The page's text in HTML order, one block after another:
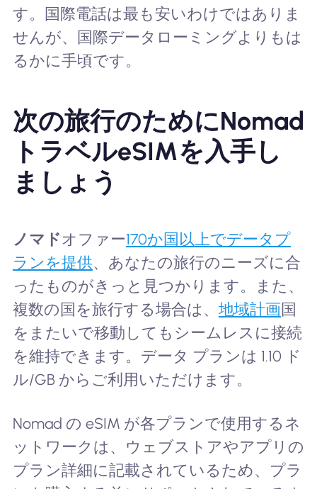
す。国際電話は最も安いわけではありま
せんが、国際データローミングよりもは
るかに手頃です。
次の旅行のためにNomad
トラベルeSIMを入手し
ましょう
ノマドオファー170か国以上でデータプ
ランを提供、あなたの旅行のニーズに合
ったものがきっと見つかります。また、
複数の国を旅行する場合は、 地域計画 国
をまたいで移動してもシームレスに接続
を維持できます。データ プランは 1.10 ド
ル/GB からご利用いただけます。
Nomad の eSIM が各プランで使用するネ
ットワークは、ウェブストアやアプリの
プラン詳細に記載されているため、プラ